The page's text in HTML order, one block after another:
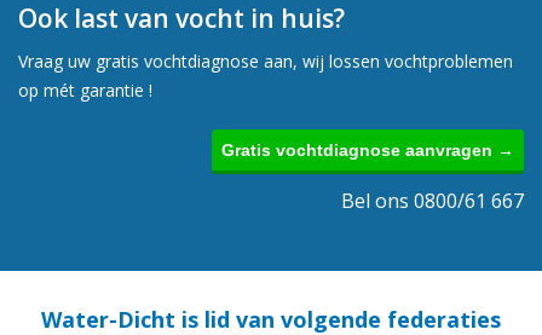
Ook last van vocht in huis?
Vraag uw gratis vochtdiagnose aan, wij lossen vochtproblemen
op mét garantie !
Gratis vochtdiagnose aanvragen →
Bel ons 0800/61 667
Water-Dicht is lid van volgende federaties